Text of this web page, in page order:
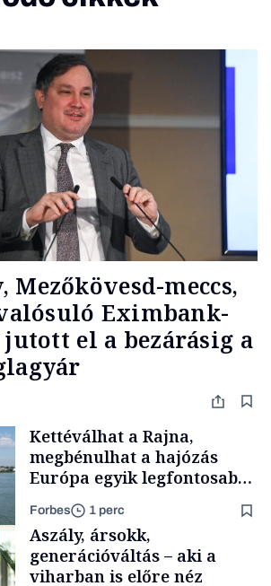
Mezőkövesd-meccs,
Eximbank-
el a bezárásig a
Kettéválhat a Rajna,
megbénulhat a hajózás
Európa egyik legfontosabb
Forbes 1 perc
Aszály, ársokk,
generációváltás – aki a
viharban is előre néz